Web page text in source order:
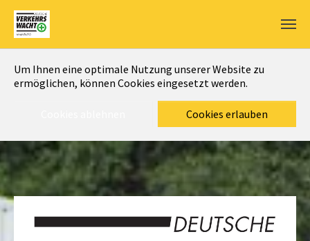
Um Ihnen eine optimale Nutzung unserer Website zu
ermöglichen, können Cookies eingesetzt werden.
Cookies erlauben
Zum Hauptinhalt springen